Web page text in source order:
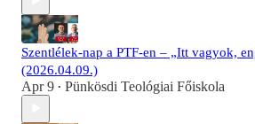
Szentlélek-nap a PTF-en – „Itt vagyok,
(2026.04.09.)
Apr 9 • Pünkösdi Teológiai Főiskola